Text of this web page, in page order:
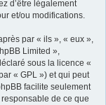
d’être légalement
et/ou modifications.
par « ils », « eux »,
Limited »,
sous la licence «
« GPL ») et qui peut
facilite seulement
de ce que